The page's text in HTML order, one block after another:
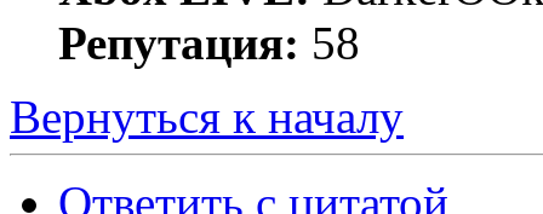
Репутация: 58
Вернуться к началу
Ответить с цитатой